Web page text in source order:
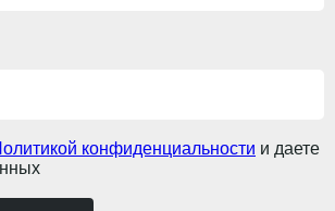
конфиденциальности и даете